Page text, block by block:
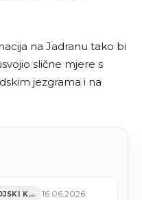
na Jadranu tako bi
slične mjere s
jezgrama i na
ZENIČKO-DOBOJSKI KANTON 16.06.2026